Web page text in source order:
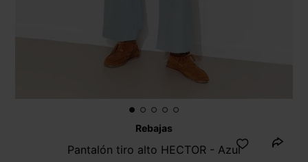
Rebajas
Pantalón tiro alto HECTOR - Azul